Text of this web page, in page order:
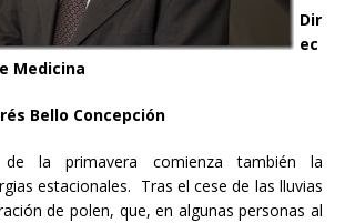
Dir
ec
Medicina
Bello Concepción
la primavera comienza también la
estacionales. Tras el cese de las lluvias
de polen, que, en algunas personas al